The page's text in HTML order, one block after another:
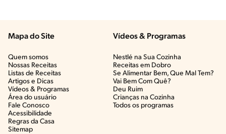
Mapa do Site
Quem somos
Nossas Receitas
Listas de Receitas​
Artigos e Dicas​
Vídeos & Programas​
Área do usuário
Fale Conosco
Acessibilidade
Regras da Casa
Sitemap
Vídeos & Programas​
Nestlé na Sua Cozinha
Receitas em Dobro
Se Alimentar Bem, Que Mal Tem?​
Vai Bem Com Quê?​
Deu Ruim​
Crianças na Cozinha​
Todos os programas